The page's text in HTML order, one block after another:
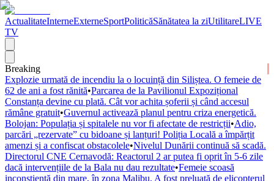
ActualitateInterneExterneSportPoliticăSănătatea la ziUtilitareLIVE
TV
Breaking
Explozie urmată de incendiu la o locuință din Siliștea. O femeie de
62 de ani a fost rănită•Parcarea de la Pavilionul Expozițional
Constanța devine cu plată. Cât vor achita șoferii și când accesul
rămâne gratuit•Guvernul activează planul pentru criza energetică.
Bolojan: Populația și spitalele nu vor fi afectate de restricții•Adio,
parcări „rezervate” cu bidoane și lanțuri! Poliția Locală a împărțit
amenzi și a confiscat obstacolele•Nivelul Dunării continuă să scadă.
Directorul CNE Cernavodă: Reactorul 2 ar putea fi oprit în 5-6 zile
dacă intervențiile de la Bala nu dau rezultate•Femeie scoasă
inconștientă din mare, în zona Malibu. A fost preluată de elicopterul